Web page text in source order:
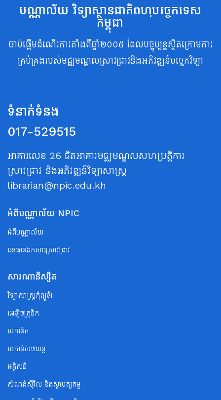
បណ្ណាល័យ វិទ្យាស្ថានជាតិពហុបច្ចេកទេស
កម្ពុជា
ចាប់ផ្តើមដំណើរការតាំងពីឆ្នាំ២០០៥ ដែលបច្ចុប្បន្នស្ថិតក្រោមការ
គ្រប់គ្រងរបស់មជ្ឈមណ្ឌលស្រាវជ្រាវនិងអភិវឌ្ឍន៍បច្ចេកវិទ្យា
ទំនាក់ទំនង
017-529515
អាគារលេខ 26 ជិតអាគារមជ្ឈមណ្ឌលសហប្រត្តិការ
ស្រាវជ្រាវ និងអភិវឌ្ឍន៍វិទ្យាសាស្ត្រ
librarian@npic.edu.kh
អំពីបណ្ណាល័យ NPIC
អំពីបណ្ណាល័យ
ធនធានឯកសារស្រាវជ្រាវ
សារណានិស្សិត
វិទ្យាសាស្ត្រកុំព្យូទ័រ
អេឡិចត្រូនិក
មេកានិក
មេកានិករថយន្ត
អគ្គិសនី
សំណង់ស៊ីវិល និងស្ថាបត្យកម្ម